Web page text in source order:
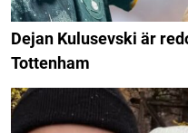
Dejan Kulusevski är
Tottenham